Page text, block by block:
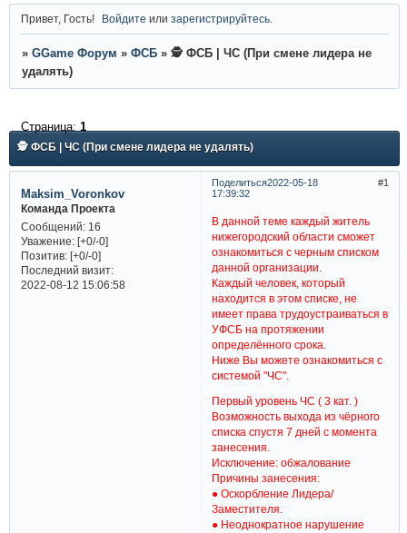
Привет, Гость! Войдите илизарегистрируйтесь
» GGame Форум » ФСБ » 🕵 ФСБ | ЧС (При смене лидера не
удалять)
🕵 ФСБ | ЧС (При смене лидера не удалять)
Страница: 1
Поделиться 1
2022-05-18
17:39:32
Maksim_Voronkov
Команда Проекта
Сообщений:16
Уважение: [+0/-0]
Позитив: [+0/-0]
Последний визит:
2022-08-12 15:06:58
В данной теме каждый житель
нижегородский области сможет
ознакомиться с черным списком
данной организации.
Каждый человек, который
находится в этом списке, не
имеет права трудоустраиваться в
УФСБ на протяжении
определённого срока.
Ниже Вы можете ознакомиться с
системой "ЧС".
Первый уровень ЧС ( 3 кат. )
Возможность выхода из чёрного
списка спустя 7 дней с момента
занесения.
Исключение: обжалование
Причины занесения:
● Оскорбление Лидера/
Заместителя.
● Неоднократное нарушение